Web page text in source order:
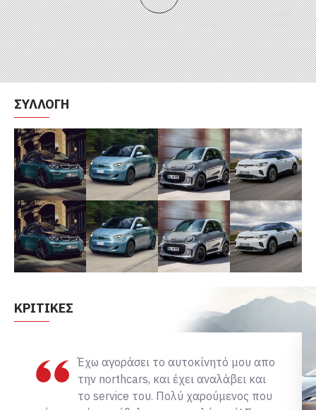
ΣΥΛΛΟΓΉ
ΚΡΙΤΙΚΈΣ
Έχω αγοράσει το αυτοκίνητό μου απο
την northcars, και έχει αναλάβει και
το service του. Πολύ χαρούμενος που